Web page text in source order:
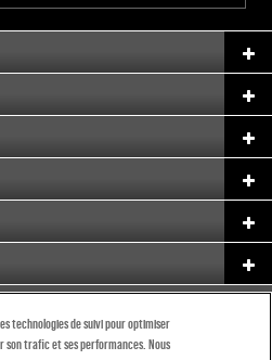
technologies de suivi pour optimiser
son trafic et ses performances. Nous